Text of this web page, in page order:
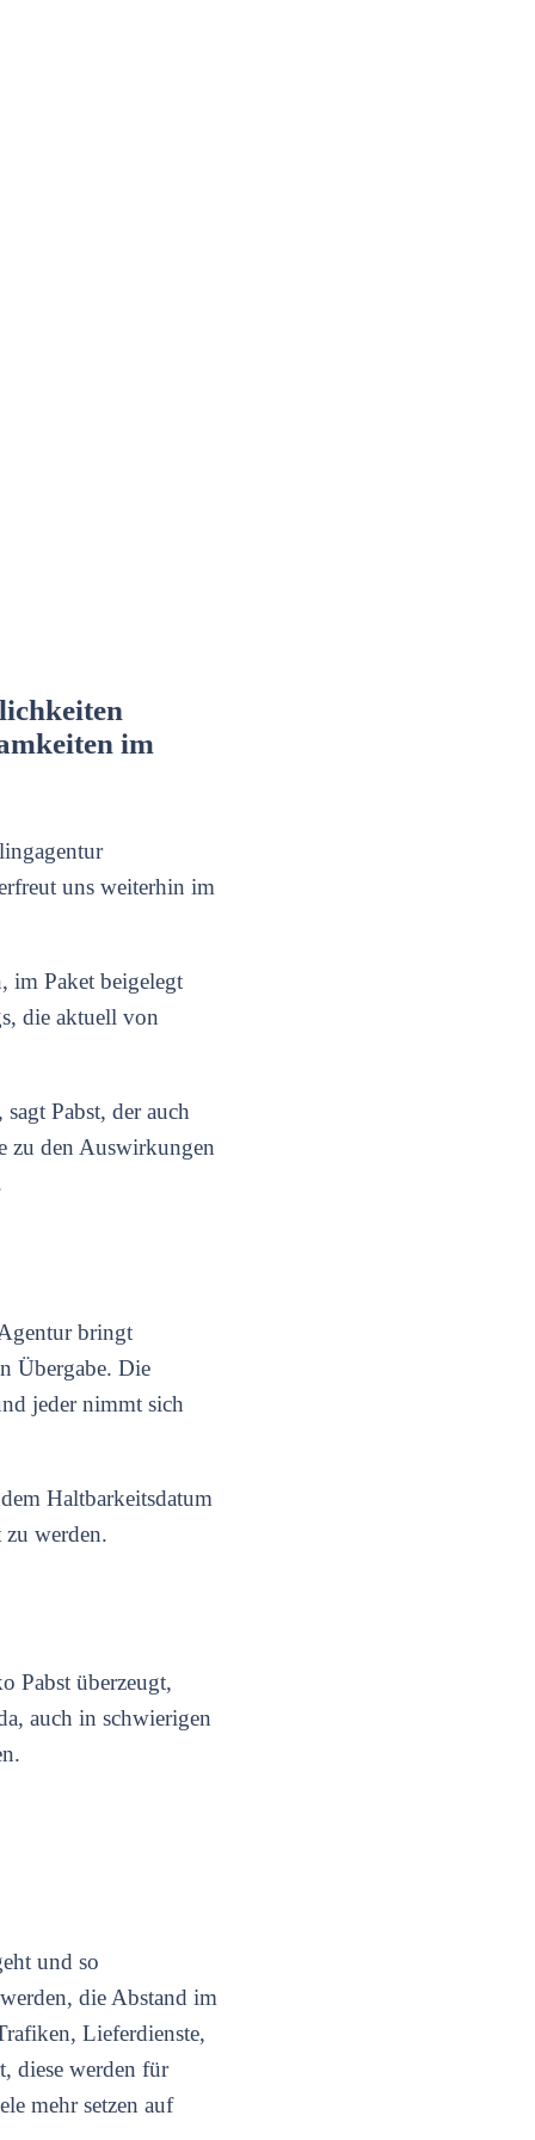
im
uns weiterhin im
im Paket beigelegt
die aktuell von
Pabst, der auch
zu den Auswirkungen
bringt
Übergabe. Die
jeder nimmt sich
Haltbarkeitsdatum
zu werden.
Pabst überzeugt,
auch in schwierigen
und so
die Abstand im
Lieferdienste,
diese werden für
mehr setzen auf